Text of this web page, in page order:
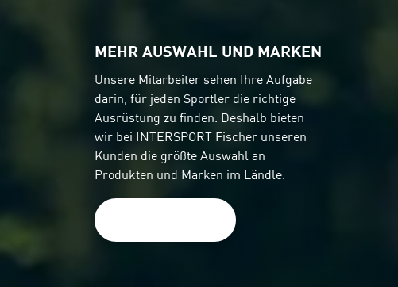
MEHR AUSWAHL UND MARKEN
Unsere Mitarbeiter sehen Ihre Aufgabe
darin, für jeden Sportler die richtige
Ausrüstung zu finden. Deshalb bieten
wir bei INTERSPORT Fischer unseren
Kunden die größte Auswahl an
Produkten und Marken im Ländle.